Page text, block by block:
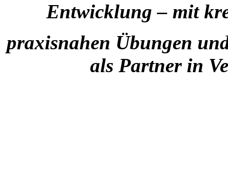
Entwicklung – mit
praxisnahen Übungen
als Partner in